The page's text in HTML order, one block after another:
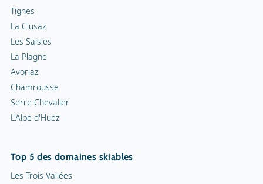
Tignes
La Clusaz
Les Saisies
La Plagne
Avoriaz
Chamrousse
Serre Chevalier
L'Alpe d'Huez
Top 5 des domaines skiables
Les Trois Vallées